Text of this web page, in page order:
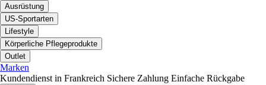
Ausrüstung
US-Sportarten
Lifestyle
Körperliche Pflegeprodukte
Outlet
Marken
Kundendienst in Frankreich Sichere Zahlung Einfache Rückgabe